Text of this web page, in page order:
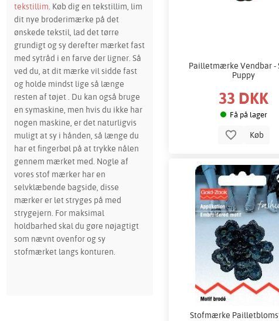
tekstillim. Køb dig en tekstillim, lim
dit nye broderimærke på det
ønskede tekstil, lad det tørre
grundigt og sy derefter mærket fast
med sytråd i en farve der ligner. Så
ved du, at dit mærke vil sidde fast
og holde mindst lige så længe
resten af tøjet . Du kan også bruge
en symaskine, men hvis du ikke har
nogen maskine, er det naturligvis
muligt at sy i hånden, så længe du
har et fingerbøl på at trykke nålen
gennem mærket med. Nogle af
vores stof mærker har en
selvklæbende bagside, disse
mærker er let stryges på med
strygejern. For maksimal
holdbarhed skal du gøre nøjagtigt
som nævnt ovenfor og sy
stofmærket langs konturen.
Pailletmærke Vendbar -
Puppy
33 DKK
Få på lager
Køb
Stofmærke